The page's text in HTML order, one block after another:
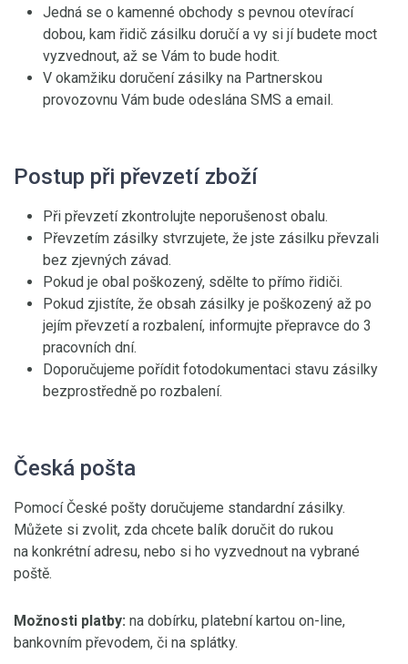
Jedná se o kamenné obchody s pevnou otevírací
dobou, kam řidič zásilku doručí a vy si jí budete moct
vyzvednout, až se Vám to bude hodit.
V okamžiku doručení zásilky na Partnerskou
provozovnu Vám bude odeslána SMS a email.
Postup při převzetí zboží
Při převzetí zkontrolujte neporušenost obalu.
Převzetím zásilky stvrzujete, že jste zásilku převzali
bez zjevných závad.
Pokud je obal poškozený, sdělte to přímo řidiči.
Pokud zjistíte, že obsah zásilky je poškozený až po
jejím převzetí a rozbalení, informujte přepravce do 3
pracovních dní.
Doporučujeme pořídit fotodokumentaci stavu zásilky
bezprostředně po rozbalení.
Česká pošta
Pomocí České pošty doručujeme standardní zásilky.
Můžete si zvolit, zda chcete balík doručit do rukou
na konkrétní adresu, nebo si ho vyzvednout na vybrané
poště.
Možnosti platby: na dobírku, platební kartou on-line,
bankovním převodem, či na splátky.